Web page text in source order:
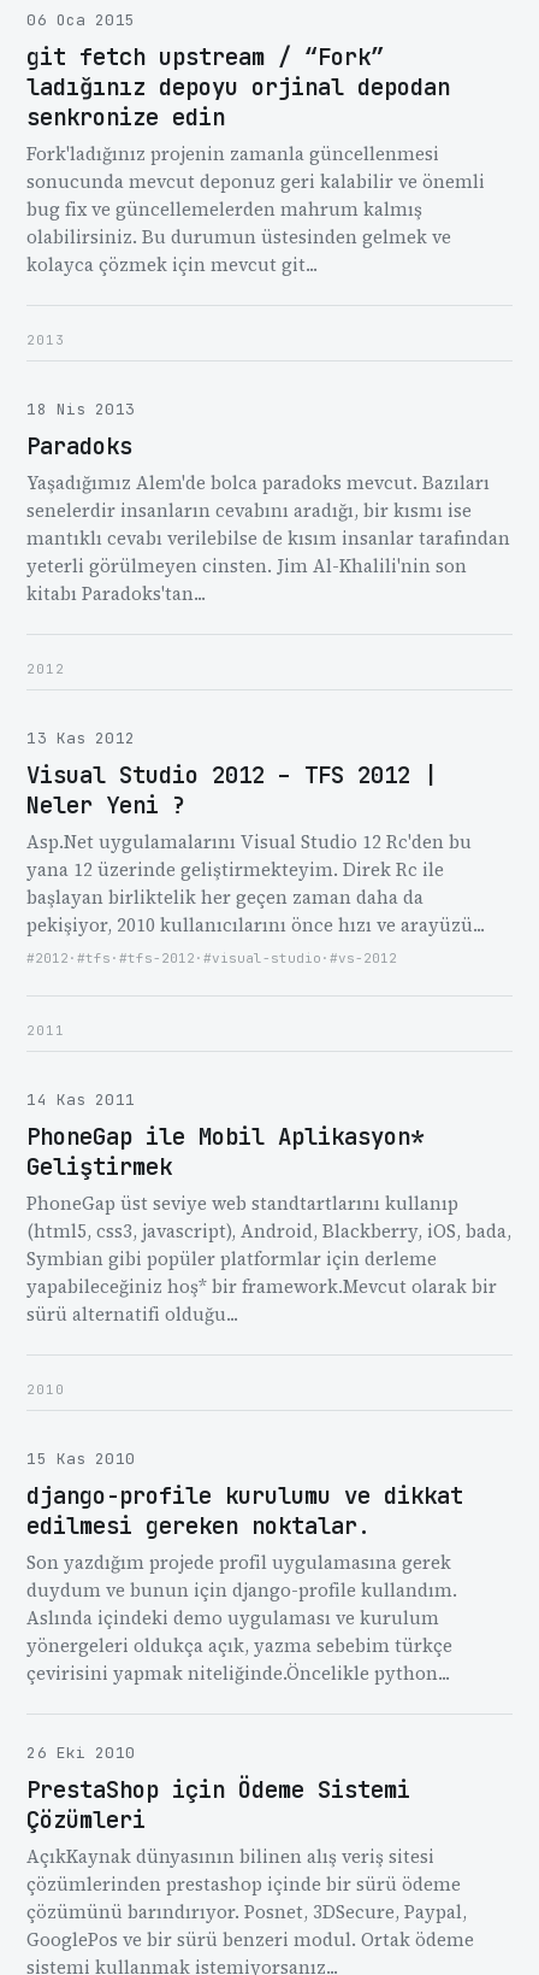
06 Oca 2015
git fetch upstream / “Fork”
ladığınız depoyu orjinal depodan
senkronize edin
Fork'ladığınız projenin zamanla güncellenmesi
sonucunda mevcut deponuz geri kalabilir ve önemli
bug fix ve güncellemelerden mahrum kalmış
olabilirsiniz. Bu durumun üstesinden gelmek ve
kolayca çözmek için mevcut git...
2013
18 Nis 2013
Paradoks
Yaşadığımız Alem'de bolca paradoks mevcut. Bazıları
senelerdir insanların cevabını aradığı, bir kısmı ise
mantıklı cevabı verilebilse de kısım insanlar tarafından
yeterli görülmeyen cinsten. Jim Al-Khalili'nin son
kitabı Paradoks'tan...
2012
13 Kas 2012
Visual Studio 2012 – TFS 2012 |
Neler Yeni ?
Asp.Net uygulamalarını Visual Studio 12 Rc'den bu
yana 12 üzerinde geliştirmekteyim. Direk Rc ile
başlayan birliktelik her geçen zaman daha da
pekişiyor, 2010 kullanıcılarını önce hızı ve arayüzü...
#2012 ·#tfs ·#tfs-2012 ·#visual-studio ·#vs-2012
2011
14 Kas 2011
PhoneGap ile Mobil Aplikasyon*
Geliştirmek
PhoneGap üst seviye web standtartlarını kullanıp
(html5, css3, javascript), Android, Blackberry, iOS, bada,
Symbian gibi popüler platformlar için derleme
yapabileceğiniz hoş* bir framework.Mevcut olarak bir
sürü alternatifi olduğu...
2010
15 Kas 2010
django-profile kurulumu ve dikkat
edilmesi gereken noktalar.
Son yazdığım projede profil uygulamasına gerek
duydum ve bunun için django-profile kullandım.
Aslında içindeki demo uygulaması ve kurulum
yönergeleri oldukça açık, yazma sebebim türkçe
çevirisini yapmak niteliğinde.Öncelikle python...
26 Eki 2010
PrestaShop için Ödeme Sistemi
Çözümleri
AçıkKaynak dünyasının bilinen alış veriş sitesi
çözümlerinden prestashop içinde bir sürü ödeme
çözümünü barındırıyor. Posnet, 3DSecure, Paypal,
GooglePos ve bir sürü benzeri modul. Ortak ödeme
sistemi kullanmak istemiyorsanız...